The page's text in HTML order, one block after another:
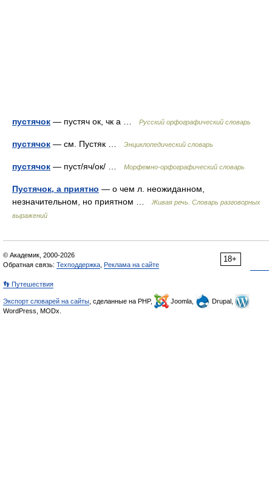
пустячок — пустяч ок, чк а … Русский орфографический словарь
пустячок — см. Пустяк … Энциклопедический словарь
пустячок — пуст/яч/ок/ … Морфемно-орфографический словарь
Пустячок, а приятно — о чем л. неожиданном,
незначительном, но приятном …
Живая речь. Словарь разговорных
выражений
18+
© Академик, 2000-2026
Обратная связь: Техподдержка Реклама на сайте
👣 Путешествия
Экспорт словарей на сайты , сделанные на PHP, Joomla,
Drupal,
WordPress, MODx.